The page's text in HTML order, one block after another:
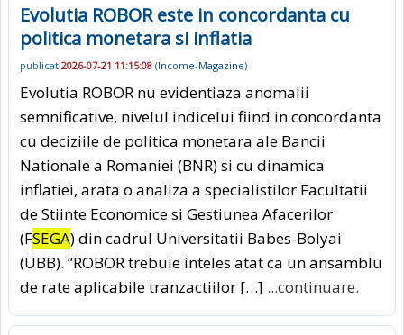
Evolutia ROBOR este in concordanta cu
politica monetara si inflatia
publicat 2026-07-21 11:15:08 (Income-Magazine)
Evolutia ROBOR nu evidentiaza anomalii
semnificative, nivelul indicelui fiind in concordanta
cu deciziile de politica monetara ale Bancii
Nationale a Romaniei (BNR) si cu dinamica
inflatiei, arata o analiza a specialistilor Facultatii
de Stiinte Economice si Gestiunea Afacerilor
(FSEGA) din cadrul Universitatii Babes-Bolyai
(UBB). ”ROBOR trebuie inteles atat ca un ansamblu
de rate aplicabile tranzactiilor […] ...continuare.